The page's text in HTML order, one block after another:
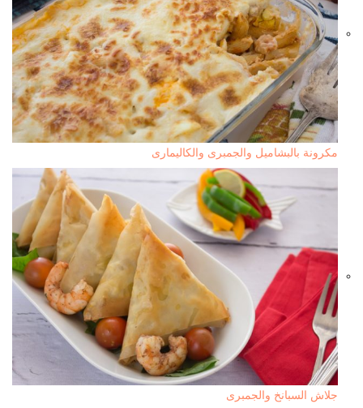
مكرونة بالبشاميل والجمبرى والكاليمارى
جلاش السبانخ والجمبرى